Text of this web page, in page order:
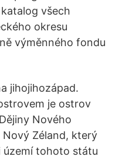
všech
okresu
výměnného fondu
jihojihozápad.
je ostrov
Nového
Nový Zéland, který
území tohoto státu